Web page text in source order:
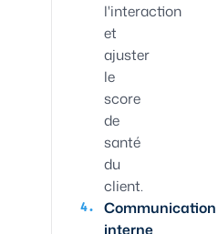
l'interaction
et
ajuster
le
score
de
santé
du
client.
Communication
interne